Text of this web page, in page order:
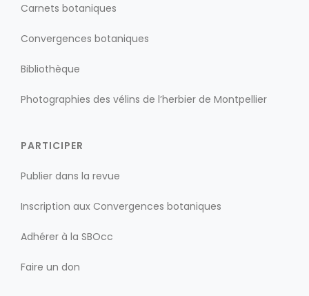
Carnets botaniques
Convergences botaniques
Bibliothèque
Photographies des vélins de l’herbier de Montpellier
PARTICIPER
Publier dans la revue
Inscription aux Convergences botaniques
Adhérer à la SBOcc
Faire un don